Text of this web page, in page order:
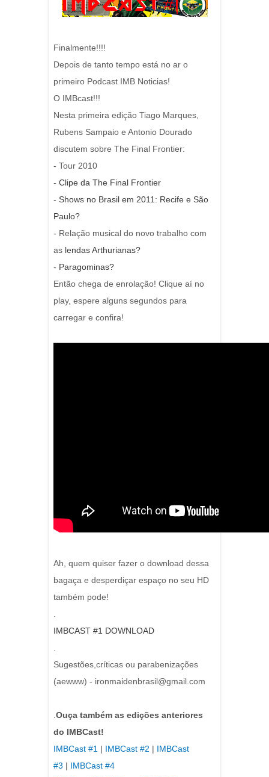
Finalmente!!!!
Depois de tanto tempo está no ar o
primeiro Podcast IMB Noticias!
O IMBcast!!!
Nesta primeira edição Tiago Marques,
Rubens Sampaio e Antonio Dourado
discutem sobre The Final Frontier:
- Tour 2010
- Clipe da The Final Frontier
- Shows no Brasil em 2011: Recife e São
Paulo?
- Relação musical do novo trabalho com
as lendas Arthurianas?
- Paragominas?
Então chega de enrolação! Clique aí no
play, espere alguns segundos para
carregar e confira!
Ah, quem quiser fazer o download dessa
bagaça e desperdiçar espaço no seu HD
também pode!
.
IMBCAST #1 DOWNLOAD
.
Sugestões,críticas ou parabenizações
(aewww) - ironmaidenbrasil@gmail.com
.Ouça também as edições anteriores
do IMBCast!
IMBCast #1 | IMBCast #2 | IMBCast
#3 | IMBCast #4